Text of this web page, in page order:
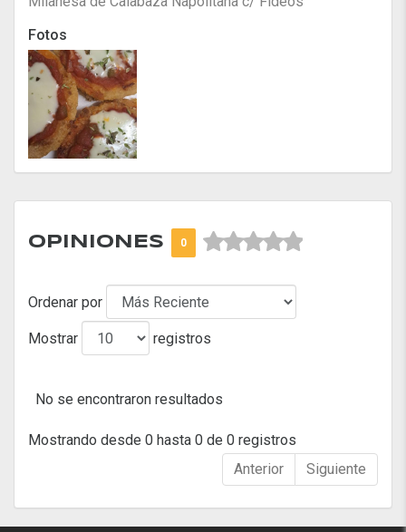
Fotos
OPINIONES 0 


Ordenar por
Mostrar registros
No se encontraron resultados
Mostrando desde 0 hasta 0 de 0 registros
Anterior
Siguiente